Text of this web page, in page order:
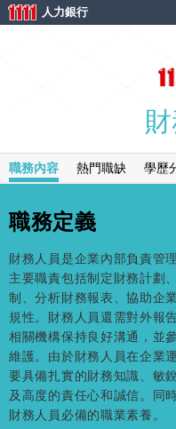
人力銀行
職務內容 熱門職缺 學歷
職務定義
財務人員是企業內部負責管
主要職責包括制定財務計劃
制、分析財務報表、協助企
規性。財務人員還需對外報
相關機構保持良好溝通，並
維護。由於財務人員在企業
要具備扎實的財務知識、敏
及高度的責任心和誠信。同
財務人員必備的職業素養。